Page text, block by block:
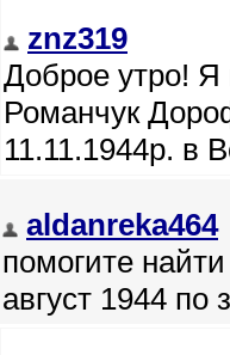
znz319
Доброе утро!
Романчук
11.11.1944р. в
aldanreka464
помогите
август 1944